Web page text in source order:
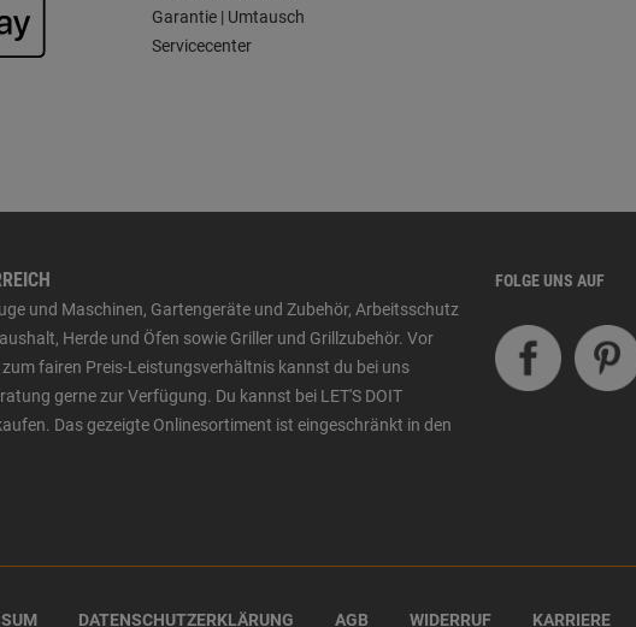
Garantie | Umtausch
Servicecenter
und Maschinen, Gartengeräte und Zubehör, Arbeitsschutz
Herde und Öfen sowie Griller und Grillzubehör. Vor
fairen Preis-Leistungsverhältnis kannst du bei uns
gerne zur Verfügung. Du kannst bei LET'S DOIT
Das gezeigte Onlinesortiment ist eingeschränkt in den
FOLGE UNS AUF
DATENSCHUTZERKLÄRUNG AGB WIDERRUF KARRIERE